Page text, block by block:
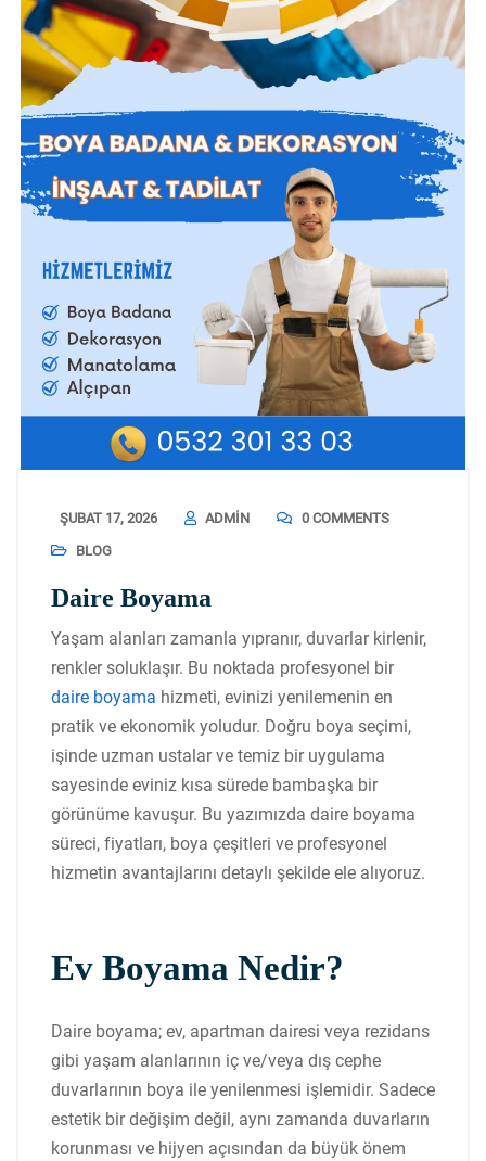
ŞUBAT 17, 2026 ADMIN
0 COMMENTS
BLOG
Daire Boyama
Yaşam alanları zamanla yıpranır, duvarlar kirlenir,
renkler soluklaşır. Bu noktada profesyonel bir
daire boyama hizmeti, evinizi yenilemenin en
pratik ve ekonomik yoludur. Doğru boya seçimi,
işinde uzman ustalar ve temiz bir uygulama
sayesinde eviniz kısa sürede bambaşka bir
görünüme kavuşur. Bu yazımızda daire boyama
süreci, fiyatları, boya çeşitleri ve profesyonel
hizmetin avantajlarını detaylı şekilde ele alıyoruz.
Ev Boyama Nedir?
Daire boyama; ev, apartman dairesi veya rezidans
gibi yaşam alanlarının iç ve/veya dış cephe
duvarlarının boya ile yenilenmesi işlemidir. Sadece
estetik bir değişim değil, aynı zamanda duvarların
korunması ve hijyen açısından da büyük önem